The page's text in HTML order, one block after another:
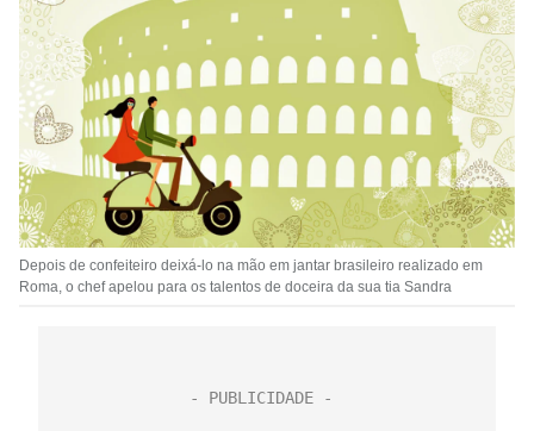
Depois de confeiteiro deixá-lo na mão em jantar brasileiro realizado em
Roma, o chef apelou para os talentos de doceira da sua tia Sandra